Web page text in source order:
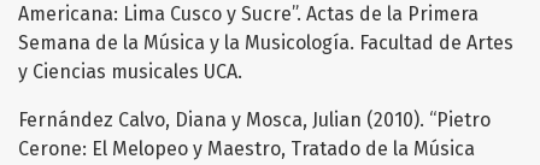
Americana: Lima Cusco y Sucre”. Actas de la Primera
Semana de la Música y la Musicología. Facultad de Artes
y Ciencias musicales UCA.
Fernández Calvo, Diana y Mosca, Julian (2010). “Pietro
Cerone: El Melopeo y Maestro, Tratado de la Música